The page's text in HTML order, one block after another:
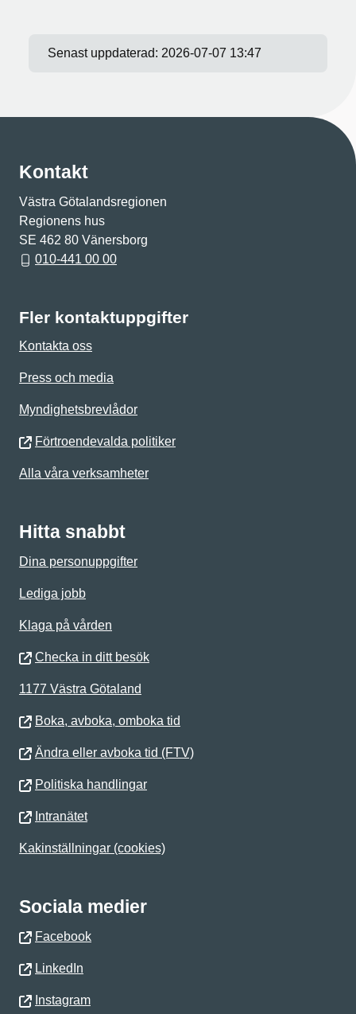
Senast uppdaterad: 2026-07-07 13:47
Kontakt
Västra Götalandsregionen
Regionens hus
SE 462 80 Vänersborg
010-441 00 00
Fler kontaktuppgifter
Kontakta oss
Press och media
Myndighetsbrevlådor
Förtroendevalda politiker
Alla våra verksamheter
Hitta snabbt
Dina personuppgifter
Lediga jobb
Klaga på vården
Checka in ditt besök
1177 Västra Götaland
Boka, avboka, omboka tid
Ändra eller avboka tid (FTV)
Politiska handlingar
Intranätet
Kakinställningar (cookies)
Sociala medier
Facebook
LinkedIn
Instagram